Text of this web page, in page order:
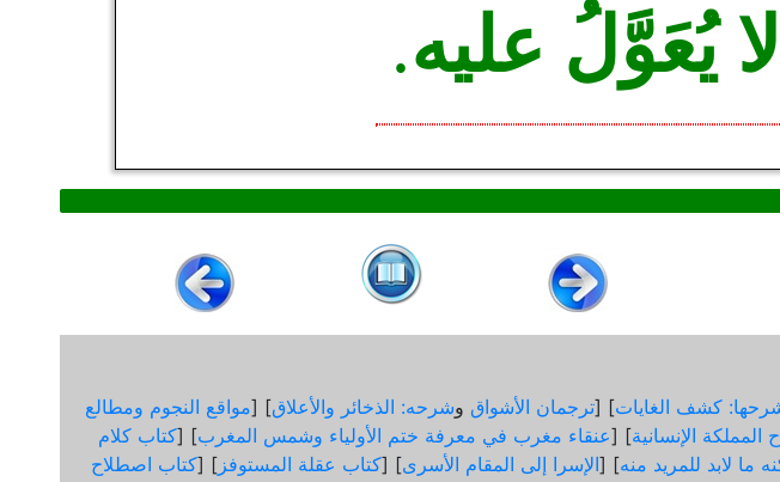
لا يُعَوَّلُ عليه.
كشف الغايات] [ترجمان الأشواق وشرحه: الذخائر والأعلاق] [مواقع النجوم ومطالع
المملكة الإنسانية] [عنقاء مغرب في معرفة ختم الأولياء وشمس المغرب] [كتاب كلام
ما لابد للمريد منه] [الإسرا إلى المقام الأسرى] [كتاب عقلة المستوفز ] [كتاب اصطلاح